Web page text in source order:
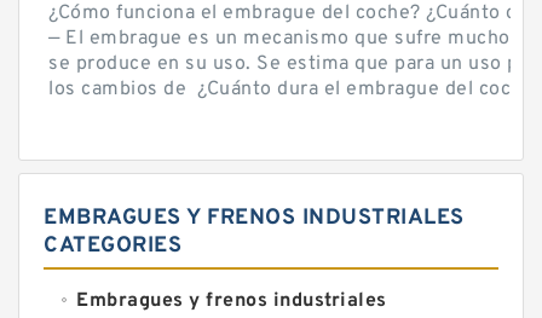
¿Cómo funciona el embrague del coche? ¿Cuánto
— El embrague es un mecanismo que sufre mucho
se produce en su uso. Se estima que para un uso
los cambios de ¿Cuánto dura el embrague del
EMBRAGUES Y FRENOS INDUSTRIALES
CATEGORIES
Embragues y frenos industriales